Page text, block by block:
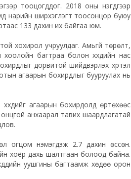
тооцогддог. 2018 оны нэгдүгээр
нарийн ширхэглэгт тоосонцор буюу
133 дахин их байгаа юм.
хохирол учруулдаг. Амьгүй төрөлт,
багтраа болон хүүхдийн нас
дорвитой шийдвэрлэх хүртэл
агаарын бохирдлыг бууруулах нь
агаарын бохирдолд өртөхөөс
онцгой анхаарал тавих шаардлагатай
огцом нэмэгдэж 2.7 дахин өссөн.
хоёр дахь шалтгаан болоод байна.
уушгины багтаамж хөдөө орон